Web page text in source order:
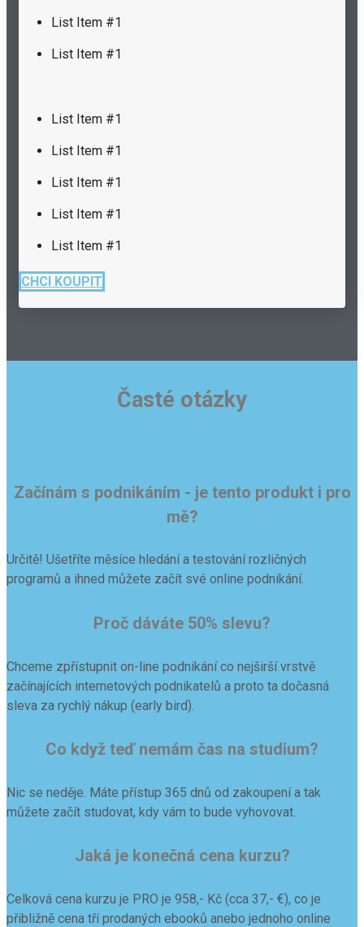
List Item #1
List Item #1
List Item #1
List Item #1
List Item #1
List Item #1
List Item #1
CHCI KOUPIT
Časté otázky
Začínám s podnikáním - je tento produkt i pro
mě?
Určitě! Ušetříte měsíce hledání a testování rozličných
programů a ihned můžete začít své online podnikání.
Proč dáváte 50% slevu?
Chceme zpřístupnit on-line podnikání co nejširší vrstvě
začínajících internetových podnikatelů a proto ta dočasná
sleva za rychlý nákup (early bird).
Co když teď nemám čas na studium?
Nic se neděje. Máte přístup 365 dnů od zakoupení a tak
můžete začít studovat, kdy vám to bude vyhovovat.
Jaká je konečná cena kurzu?
Celková cena kurzu je PRO je 958,- Kč (cca 37,- €), co je
přibližně cena tří prodaných ebooků anebo jednoho online